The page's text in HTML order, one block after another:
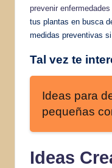
prevenir enfermedades
tus plantas en busca
medidas preventivas
Tal vez te
Ideas para
pequeñas
Ideas